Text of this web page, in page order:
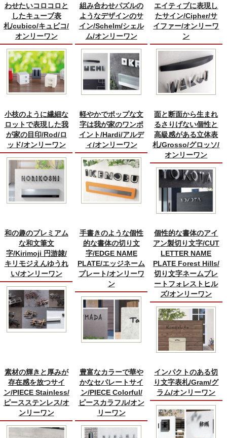
わせたいコロコロと
したキューブ表
札/cubico/キュビコ/
オンリーワン
組み合わせパズルの
ようなデザインのサ
イン/Schelm/シェル
ム/オンリーワン
エイティブに表現し
たサイン/Cipher/サ
イファー/オンリーワ
ン
小枝のように繊細な
ロットで表現した我
が家の目印/Rod/ロ
ッド/オンリーワン
軽やかでポップな文
字は我が家のワンポ
イント/Hardi/アルデ
ィ/オンリーワン
面と断面から生まれ
るさりげない個性と
高級感がある立体表
札/Grosso/グロッソ/
オンリーワン
和の趣のプレミアム
な和文筆文
字/Kirimoji 円游隷/
キリモジえんゆうれ
い/オンリーワン
手書きのような個性
的な書体の切り文
字/EDGE NAME
PLATE/エッジネーム
プレート/オンリーワ
ン
個性的な書体のアイ
アン製切り文字/CUT
LETTER NAME
PLATE Forest Hills/
切り文字ネームプレ
ートフォレストヒル
ズ/オンリーワン
素材の輝きと厚みが
存在感を放つサイ
ン/PIECE Stainless/
ピースステンレス/オ
ンリーワン
豊富なカラーで華や
かなセパレートサイ
ン/PIECE Colorful/
ピースカラフル/オン
リーワン
インパクトのある切
り文字表札/Gram/グ
ラム/オンリーワン